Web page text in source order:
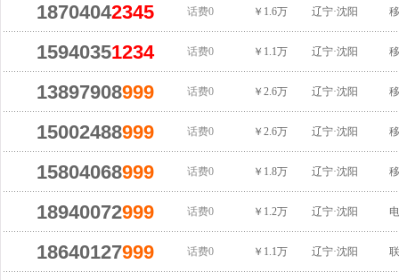
18704042345 话费0 ￥1.6万 辽宁·沈阳
15940351234 话费0 ￥1.1万 辽宁·沈阳
13897908999 话费0 ￥2.6万 辽宁·沈阳
15002488999 话费0 ￥2.6万 辽宁·沈阳
15804068999 话费0 ￥1.8万 辽宁·沈阳
18940072999 话费0 ￥1.2万 辽宁·沈阳
18640127999 话费0 ￥1.1万 辽宁·沈阳